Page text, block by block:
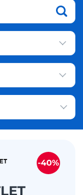
-40%